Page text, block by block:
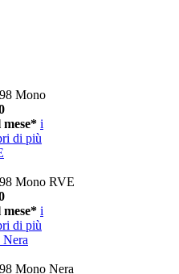
Mono
mese* i
di più
Mono RVE
mese* i
di più
Mono Nera